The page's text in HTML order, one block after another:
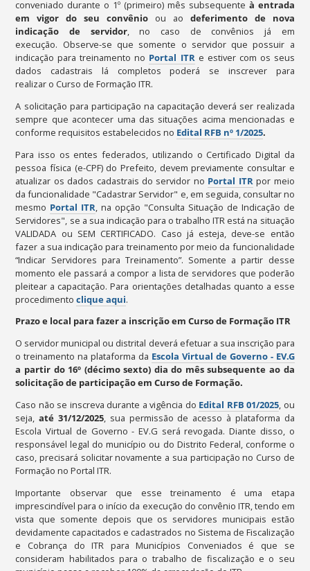
conveniado durante o 1º (primeiro) mês subsequente à entrada
em vigor do seu convênio ou ao deferimento de nova
indicação de servidor, no caso de convênios já em
execução. Observe-se que somente o servidor que possuir a
indicação para treinamento no Portal ITRe estiver com os seus
dados cadastrais lá completos poderá se inscrever para
realizar o Curso de Formação ITR.
A solicitação para participação na capacitação deverá ser realizada
sempre que acontecer uma das situações acima mencionadas e
conforme requisitos estabelecidos no Edital RFB nº 1/2025.
Para isso os entes federados, utilizando o Certificado Digital da
pessoa física (e-CPF) do Prefeito, devem previamente consultar e
atualizar os dados cadastrais do servidor no Portal ITRpor meio
da funcionalidade "Cadastrar Servidor" e, em seguida, consultar no
mesmo Portal ITR, na opção "Consulta Situação de Indicação de
Servidores", se a sua indicação para o trabalho ITR está na situação
VALIDADA ou SEM CERTIFICADO. Caso já esteja, deve-se então
fazer a sua indicação para treinamento por meio da funcionalidade
“Indicar Servidores para Treinamento”. Somente a partir desse
momento ele passará a compor a lista de servidores que poderão
pleitear a capacitação. Para orientações detalhadas quanto a esse
procedimentoclique aqui.
Prazo e local para fazer a inscrição em Curso de Formação ITR
O servidor municipal ou distrital deverá efetuar a sua inscrição para
o treinamento na plataforma da Escola Virtual de Governo - EV.G
a partir do 16º (décimo sexto) dia do mês subsequente ao da
solicitação de participação em Curso de Formação.
Caso não se inscreva durante a vigência do Edital RFB 01/2025, ou
seja,até 31/12/2025, sua permissão de acesso à plataforma da
Escola Virtual de Governo - EV.G será revogada. Diante disso, o
responsável legal do município ou do Distrito Federal, conforme o
caso, precisará solicitar novamente a sua participação no Curso de
Formação no Portal ITR.
Importante observar que esse treinamento é uma etapa
imprescindível para o início da execução do convênio ITR, tendo em
vista que somente depois que os servidores municipais estão
devidamente capacitados e cadastrados no Sistema de Fiscalização
e Cobrança do ITR para Municípios Conveniados é que se
consideram habilitados para o trabalho de fiscalização e o seu